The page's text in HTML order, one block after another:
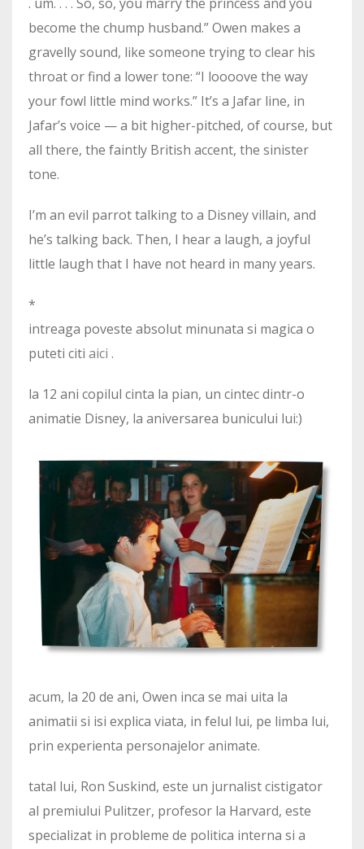
become the chump husband.” Owen makes a
gravelly sound, like someone trying to clear his
throat or find a lower tone: “I loooove the way
your fowl little mind works.” It’s a Jafar line, in
Jafar’s voice — a bit higher-pitched, of course, but
all there, the faintly British accent, the sinister
tone.
I’m an evil parrot talking to a Disney villain, and
he’s talking back. Then, I hear a laugh, a joyful
little laugh that I have not heard in many years.
*
intreaga poveste absolut minunata si magica o
puteti citi aici .
la 12 ani copilul cinta la pian, un cintec dintr-o
animatie Disney, la aniversarea bunicului lui:)
acum, la 20 de ani, Owen inca se mai uita la
animatii si isi explica viata, in felul lui, pe limba lui,
prin experienta personajelor animate.
tatal lui, Ron Suskind, este un jurnalist cistigator
al premiului Pulitzer, profesor la Harvard, este
specializat in probleme de politica interna si a